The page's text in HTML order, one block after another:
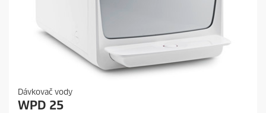
Dávkovač vody
WPD 25